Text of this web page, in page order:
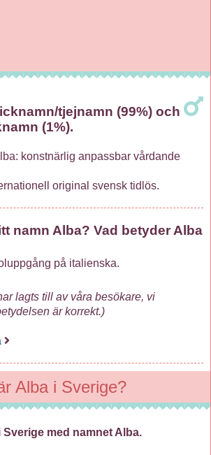
tjejnamn (99%) och
(1%).
konstnärlig anpassbar vårdande
original svensk tidlös.
namn Alba? Vad betyder Alba
på italienska.
lagts till av våra besökare, vi
är korrekt.)
Alba i Sverige?
med namnet Alba.